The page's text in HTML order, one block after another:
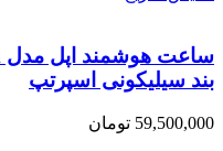
بند سیلیکونی اسپرتپ
59,500,000 تومان